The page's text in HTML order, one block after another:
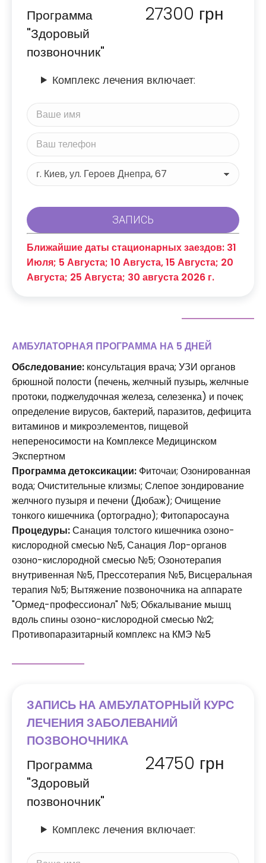
Программа
"Здоровый
позвоночник"
27300 грн
Комплекс лечения включает:
Ближайшие даты стационарных заездов: 31
Июля; 5 Августа; 10 Августа, 15 Августа; 20
Августа; 25 Августа; 30 августа 2026 г.
АМБУЛАТОРНАЯ ПРОГРАММА НА 5 ДНЕЙ
Обследование: консультация врача; УЗИ органов
брюшной полости (печень, желчный пузырь, желчные
протоки, поджелудочная железа, селезенка) и почек;
определение вирусов, бактерий, паразитов, дефицита
витаминов и микроэлементов, пищевой
непереносимости на Комплексе Медицинском
Экспертном
Программа детоксикации: Фиточаи; Озонированная
вода; Очистительные клизмы; Слепое зондирование
желчного пузыря и печени (Дюбаж); Очищение
тонкого кишечника (ортоградно); Фитопаросауна
Процедуры:Санация толстого кишечника озоно-
кислородной смесью №5, Санация Лор-органов
озоно-кислородной смесью №5; Озонотерапия
внутривенная №5, Прессотерапия №5, Висцеральная
терапия №5; Вытяжение позвоночника на аппарате
"Ормед-профессионал" №5; Обкалывание мышц
вдоль спины озоно-кислородной смесью №2;
Противопаразитарный комплекс на КМЭ №5
ЗАПИСЬ НА АМБУЛАТОРНЫЙ КУРС
ЛЕЧЕНИЯ ЗАБОЛЕВАНИЙ
ПОЗВОНОЧНИКА
Программа
"Здоровый
позвоночник"
24750 грн
Комплекс лечения включает: